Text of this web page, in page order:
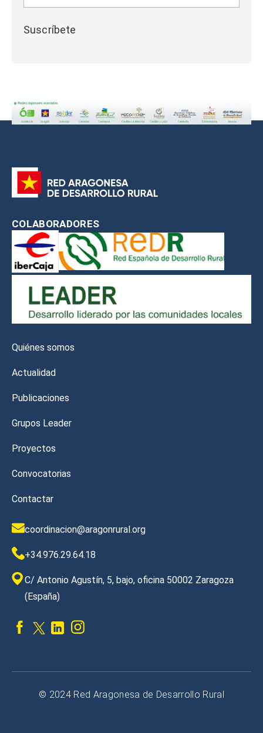
Suscríbete
COLABORADORES
Quiénes somos
Actualidad
Publicaciones
Grupos Leader
Proyectos
Convocatorias
Contactar
coordinacion@aragonrural.org
+34.976.29.64.18
C/ Antonio Agustín, 5, bajo, oficina 50002 Zaragoza
(España)
© 2024 Red Aragonesa de Desarrollo Rural